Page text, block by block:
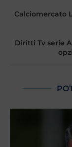
Calciomercato
Diritti Tv serie